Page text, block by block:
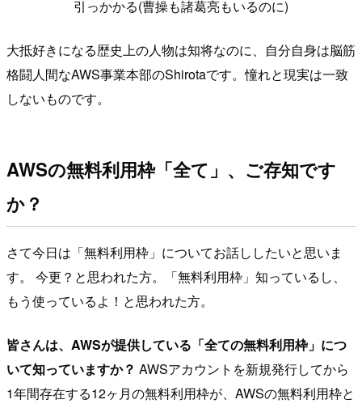
引っかかる(曹操も諸葛亮もいるのに)
大抵好きになる歴史上の人物は知将なのに、自分自身は脳筋
格闘人間なAWS事業本部のShirotaです。憧れと現実は一致
しないものです。
AWSの無料利用枠「全て」、ご存知です
か？
さて今日は「無料利用枠」についてお話ししたいと思いま
す。 今更？と思われた方。「無料利用枠」知っているし、
もう使っているよ！と思われた方。
皆さんは、AWSが提供している「全ての無料利用枠」につ
いて知っていますか？ AWSアカウントを新規発行してから
1年間存在する12ヶ月の無料利用枠が、AWSの無料利用枠と